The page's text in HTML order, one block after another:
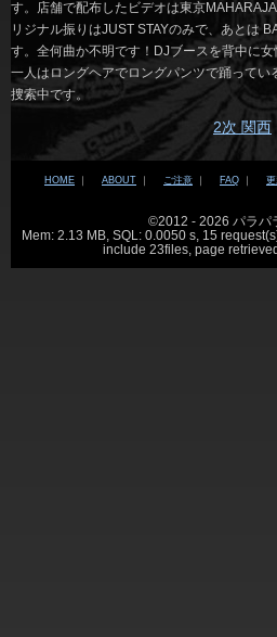
す。店舗で配布したビデオは東京
リジナル振りはJUST STAYのみで、あとは
す。全何曲か不明です！DJブースを背中に女
一人はロングヘアでロングパンツで踊ってい
捜索中です。
2次 関西
HOME ｜ ABOUT ｜ ご注意 ｜ FAQ ｜
©2012 - 2026 パラパ
Mem: 2.13 MB, SQL: 0.0050 s, 15
include 23files, page